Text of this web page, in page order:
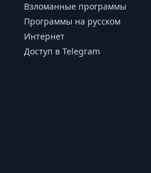
Взломанные программы
Программы на русском
Интернет
Доступ в Telegram